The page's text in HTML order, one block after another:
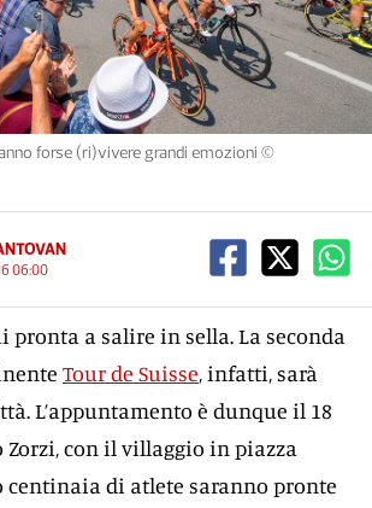
forse (ri)vivere grandi emozioni ©
06:00
pronta a salire in sella. La seconda
Tour de Suisse, infatti, sarà
L’appuntamento è dunque il 18
Zorzi, con il villaggio in piazza
centinaia di atlete saranno pronte